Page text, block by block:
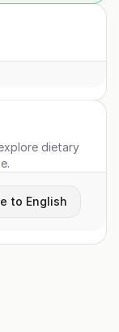
dietary
to English